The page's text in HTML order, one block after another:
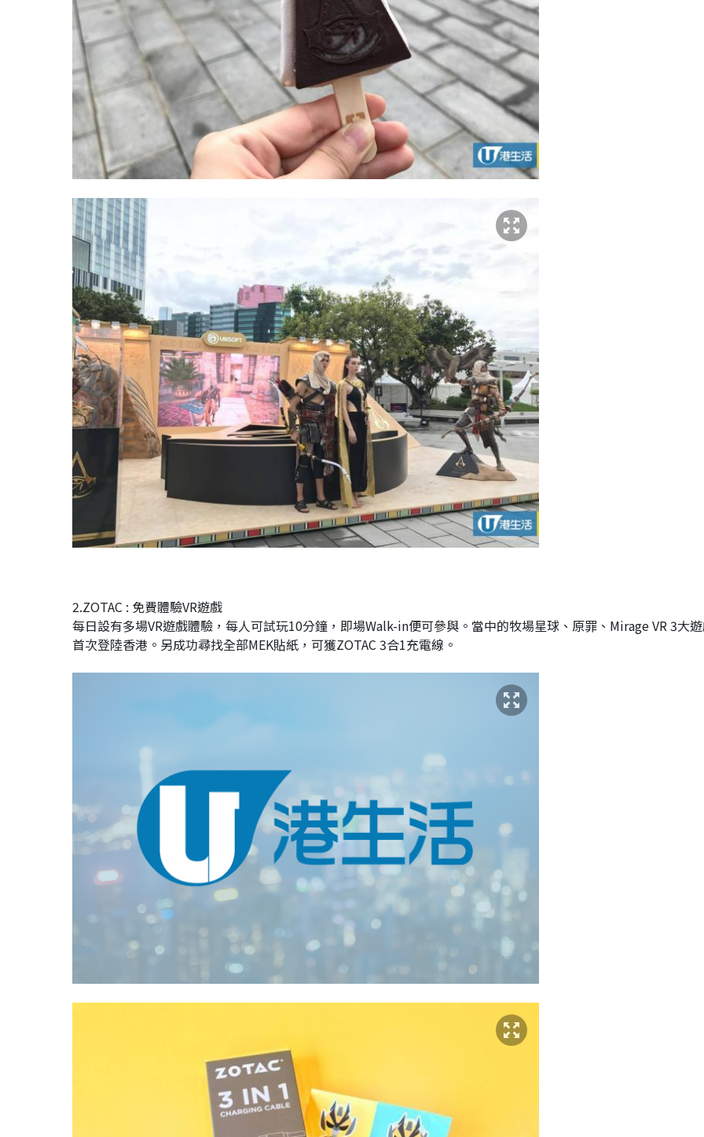
2.ZOTAC : 免費體驗VR遊戲
每日設有多場VR遊戲體驗，每人可試玩10分鐘，即場Walk-in便可參與。當中的牧場星球、原罪、Mirage VR 3大
首次登陸香港。另成功尋找全部MEK貼紙，可獲ZOTAC 3合1充電線。